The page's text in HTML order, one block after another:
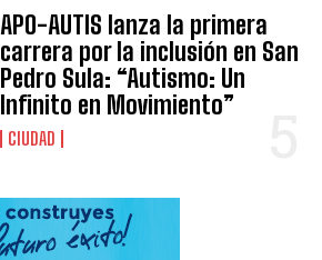
APO-AUTIS lanza la primera
carrera por la inclusión en San
Pedro Sula: “Autismo: Un
Infinito en Movimiento”
CIUDAD